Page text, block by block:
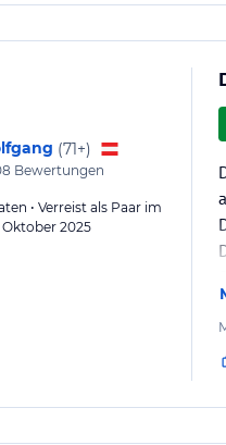
(71+)
Bewertungen
• Verreist als Paar im
Oktober 2025